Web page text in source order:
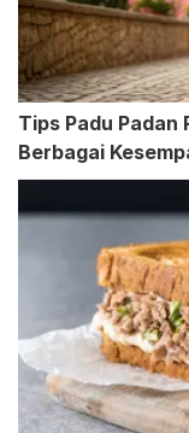
Tips Padu Padan
Berbagai